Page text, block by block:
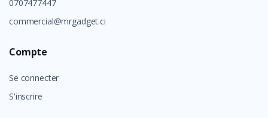
0707477447
commercial@mrgadget.ci
Compte
Se connecter
S'inscrire